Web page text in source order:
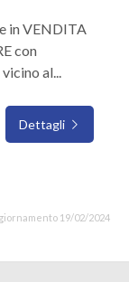
in VENDITA
con
al...
Dettagli
19/02/2024